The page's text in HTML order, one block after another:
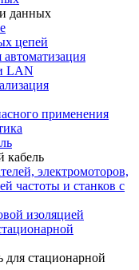
данных
цепей
LAN
применения
кабель
электромоторов,
частоты и станков с
изоляцией
для стационарной